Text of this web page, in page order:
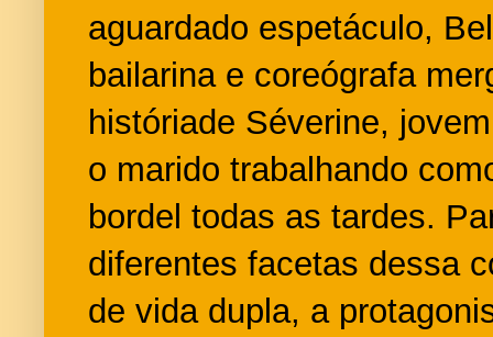
aguardado espetáculo,
bailarina e coreógrafa
históriade Séverine,
o marido trabalhando
bordel todas as tardes.
diferentes facetas dessa
de vida dupla, a